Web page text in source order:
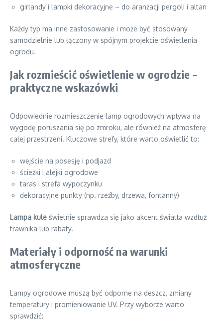
girlandy i lampki dekoracyjne – do aranżacji pergoli i altan
Każdy typ ma inne zastosowanie i może być stosowany
samodzielnie lub łączony w spójnym projekcie oświetlenia
ogrodu.
Jak rozmieścić oświetlenie w ogrodzie –
praktyczne wskazówki
Odpowiednie rozmieszczenie lamp ogrodowych wpływa na
wygodę poruszania się po zmroku, ale również na atmosferę
całej przestrzeni. Kluczowe strefy, które warto oświetlić to:
wejście na posesję i podjazd
ścieżki i alejki ogrodowe
taras i strefa wypoczynku
dekoracyjne punkty (np. rzeźby, drzewa, fontanny)
Lampa kule świetnie sprawdza się jako akcent światła wzdłuż
trawnika lub rabaty.
Materiały i odporność na warunki
atmosferyczne
Lampy ogrodowe muszą być odporne na deszcz, zmiany
temperatury i promieniowanie UV. Przy wyborze warto
sprawdzić: